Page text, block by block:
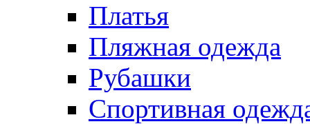
Платья
Пляжная одежда
Рубашки
Спортивная